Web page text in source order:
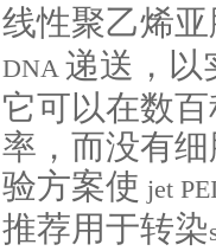
线性聚乙烯
DNA 递送，以
它可以在数
率，而没有
验方案使 jet
推荐用于转染